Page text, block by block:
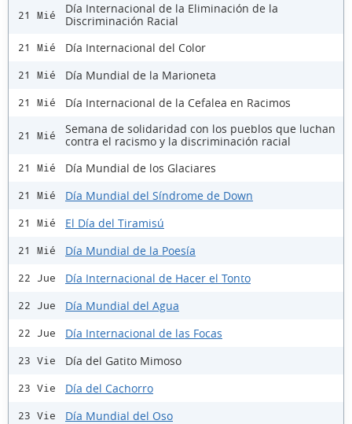
21 Mié
Día Internacional de la Eliminación de la
Discriminación Racial
21 Mié Día Internacional del Color
21 Mié Día Mundial de la Marioneta
21 Mié Día Internacional de la Cefalea en Racimos
21 Mié
Semana de solidaridad con los pueblos que luchan
contra el racismo y la discriminación racial
21 Mié Día Mundial de los Glaciares
21 Mié Día Mundial del Síndrome de Down
21 Mié El Día del Tiramisú
21 Mié Día Mundial de la Poesía
22 Jue Día Internacional de Hacer el Tonto
22 Jue Día Mundial del Agua
22 Jue Día Internacional de las Focas
23 Vie Día del Gatito Mimoso
23 Vie Día del Cachorro
23 Vie Día Mundial del Oso